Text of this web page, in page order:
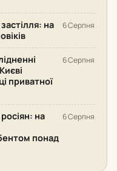
на
6 Серпня
приватної
6 Серпня
на
понад
6 Серпня